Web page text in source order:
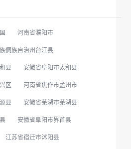
河南省濮阳市
侗族自治州台江县
县 安徽省阜阳市太和县
区 河南省焦作市孟州市
县 安徽省芜湖市芜湖县
安徽省阜阳市界首县
江苏省宿迁市沭阳县